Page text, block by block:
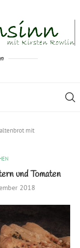
mit
und Tomaten
2018